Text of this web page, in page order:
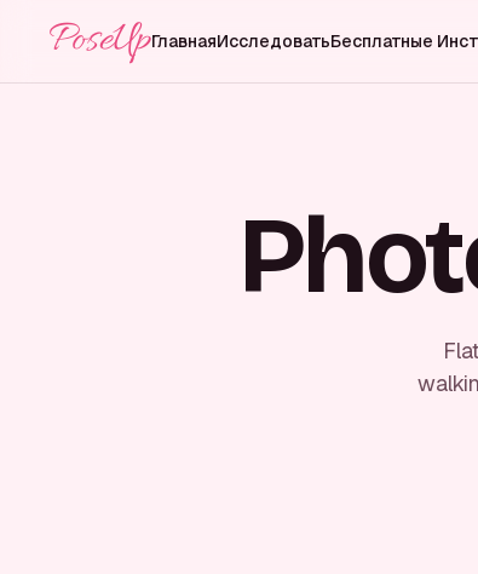
PoseUpГлавнаяИсследоватьБесплатные